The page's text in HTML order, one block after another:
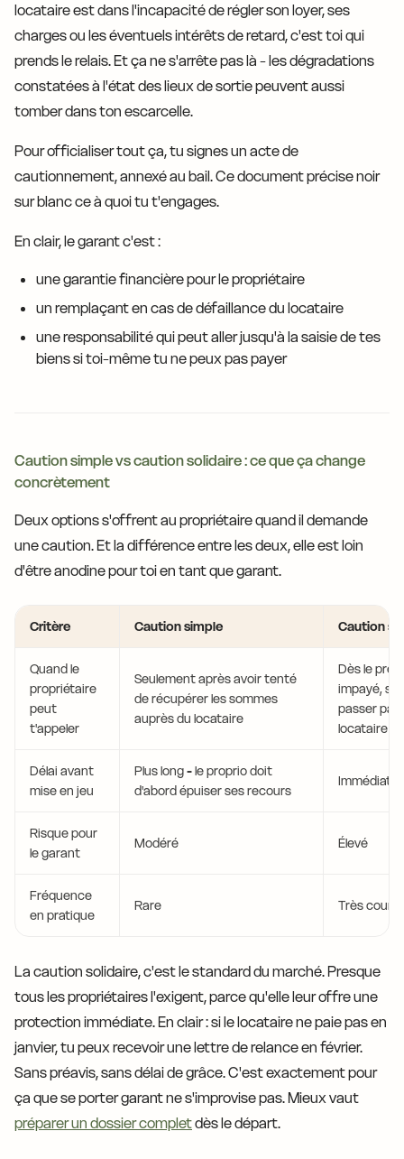
locataire est dans l'incapacité de régler son loyer, ses
charges ou les éventuels intérêts de retard, c'est toi qui
prends le relais. Et ça ne s'arrête pas là - les dégradations
constatées à l'état des lieux de sortie peuvent aussi
tomber dans ton escarcelle.
Pour officialiser tout ça, tu signes un acte de
cautionnement, annexé au bail. Ce document précise noir
sur blanc ce à quoi tu t'engages.
En clair, le garant c'est :
une garantie financière pour le propriétaire
un remplaçant en cas de défaillance du locataire
une responsabilité qui peut aller jusqu'à la saisie de tes
biens si toi-même tu ne peux pas payer
Caution simple vs caution solidaire : ce que ça change
concrètement
Deux options s'offrent au propriétaire quand il demande
une caution. Et la différence entre les deux, elle est loin
d'être anodine pour toi en tant que garant.
Critère Caution simple Caution
Quand le
propriétaire
peut
t'appeler
Seulement après avoir tenté
de récupérer les sommes
auprès du locataire
Dès le
impayé,
passer par
locataire
Délai avant
mise en jeu
Plus long - le proprio doit
d'abord épuiser ses recours
Immédiat
Risque pour
le garant
Modéré Élevé
Fréquence
en pratique
Rare Très
La caution solidaire, c'est le standard du marché. Presque
tous les propriétaires l'exigent, parce qu'elle leur offre une
protection immédiate. En clair : si le locataire ne paie pas en
janvier, tu peux recevoir une lettre de relance en février.
Sans préavis, sans délai de grâce. C'est exactement pour
ça que se porter garant ne s'improvise pas. Mieux vaut
préparer un dossier completdès le départ.